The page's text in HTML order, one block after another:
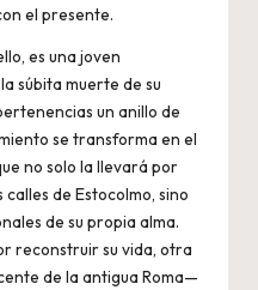
el presente.
es una joven
súbita muerte de su
un anillo de
se transforma en el
no solo la llevará por
calles de Estocolmo, sino
de su propia alma.
reconstruir su vida, otra
de la antigua Roma—